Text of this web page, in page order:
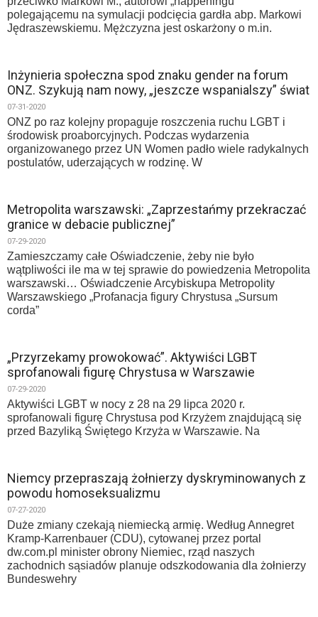
polegającemu na symulacji podcięcia gardła abp. Markowi
Jędraszewskiemu. Mężczyzna jest oskarżony o m.in.
Inżynieria społeczna spod znaku gender na forum
ONZ. Szykują nam nowy, „jeszcze wspanialszy” świat
07-31-2020
ONZ po raz kolejny propaguje roszczenia ruchu LGBT i
środowisk proaborcyjnych. Podczas wydarzenia
organizowanego przez UN Women padło wiele radykalnych
postulatów, uderzających w rodzinę. W
Metropolita warszawski: „Zaprzestańmy przekraczać
granice w debacie publicznej”
07-29-2020
Zamieszczamy całe Oświadczenie, żeby nie było
wątpliwości ile ma w tej sprawie do powiedzenia Metropolita
warszawski… Oświadczenie Arcybiskupa Metropolity
Warszawskiego „Profanacja figury Chrystusa „Sursum
corda”
„Przyrzekamy prowokować”. Aktywiści LGBT
sprofanowali figurę Chrystusa w Warszawie
07-29-2020
Aktywiści LGBT w nocy z 28 na 29 lipca 2020 r.
sprofanowali figurę Chrystusa pod Krzyżem znajdującą się
przed Bazyliką Świętego Krzyża w Warszawie. Na
Niemcy przepraszają żołnierzy dyskryminowanych z
powodu homoseksualizmu
07-27-2020
Duże zmiany czekają niemiecką armię. Według Annegret
Kramp-Karrenbauer (CDU), cytowanej przez portal
dw.com.pl minister obrony Niemiec, rząd naszych
zachodnich sąsiadów planuje odszkodowania dla żołnierzy
Bundeswehry